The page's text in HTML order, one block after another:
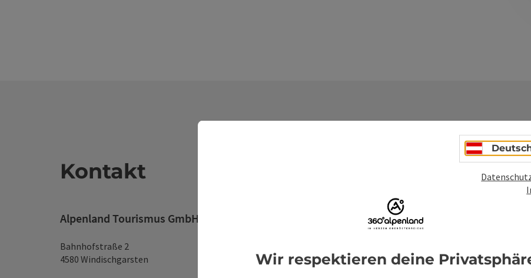
Kontakt
Alpenland Tourismus GmbH
Bahnhofstraße 2
4580 Windischgarsten
Unverbindliche
*sind Pflichtfelder
Wir respektieren deine